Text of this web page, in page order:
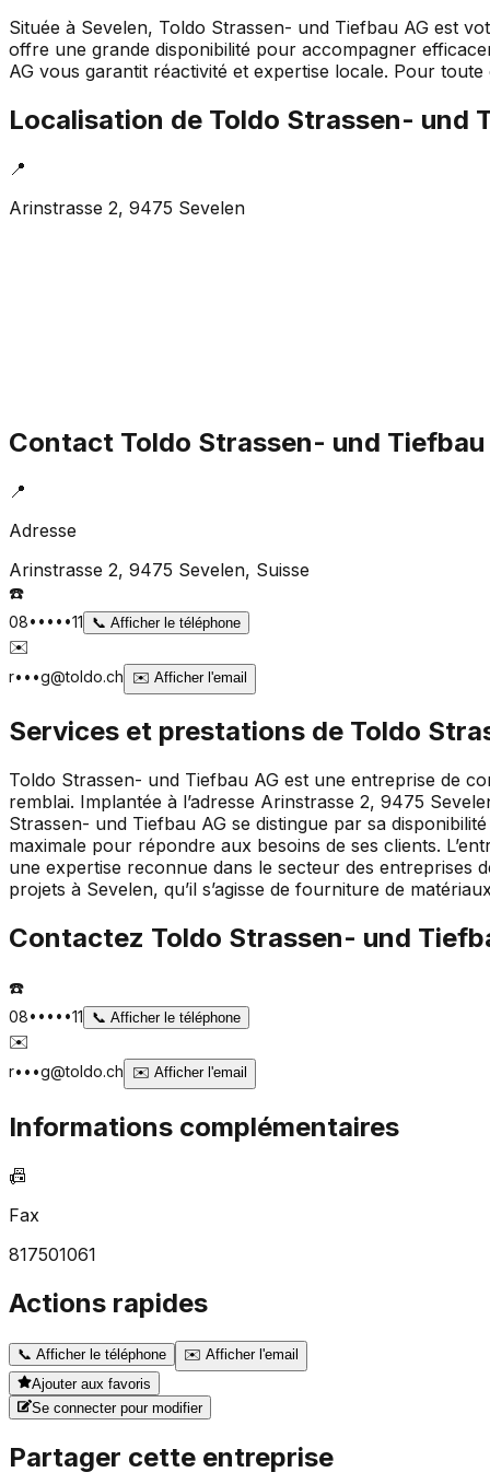
Située à Sevelen, Toldo Strassen- und Tiefbau AG est
offre une grande disponibilité pour accompagner
AG vous garantit réactivité et expertise locale. Pour
Localisation de Toldo Strassen- und
📍
Arinstrasse 2, 9475 Sevelen
Contact Toldo Strassen- und Tiefbau
📍
Adresse
Arinstrasse 2, 9475 Sevelen, Suisse
☎️
08•••••11 📞 Afficher le téléphone
✉️
r•••g@toldo.ch ✉️ Afficher l'email
Services et prestations de Toldo
Toldo Strassen- und Tiefbau AG est une entreprise de
remblai. Implantée à l’adresse Arinstrasse 2, 9475
Strassen- und Tiefbau AG se distingue par sa
maximale pour répondre aux besoins de ses clients.
une expertise reconnue dans le secteur des
projets à Sevelen, qu’il s’agisse de fourniture de
Contactez Toldo Strassen- und
☎️
08•••••11 📞 Afficher le téléphone
✉️
r•••g@toldo.ch ✉️ Afficher l'email
Informations complémentaires
📠
Fax
817501061
Actions rapides
📞 Afficher le téléphone ✉️ Afficher l'email
Ajouter aux favoris
Se connecter pour modifier
Partager cette entreprise